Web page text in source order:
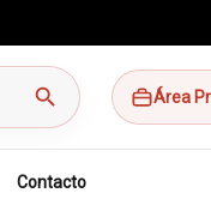
search Área
Contacto